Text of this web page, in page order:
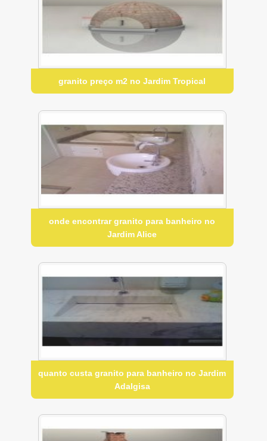
granito preço m2 no Jardim Tropical
onde encontrar granito para banheiro no
Jardim Alice
quanto custa granito para banheiro no Jardim
Adalgisa